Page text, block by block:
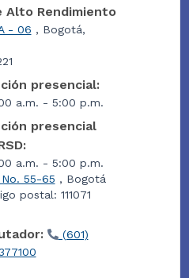
Alto Rendimiento
- 06 , Bogotá,
presencial:
a.m. - 5:00 p.m.
presencial
a.m. - 5:00 p.m.
55-65 , Bogotá
postal: 111071
(601)